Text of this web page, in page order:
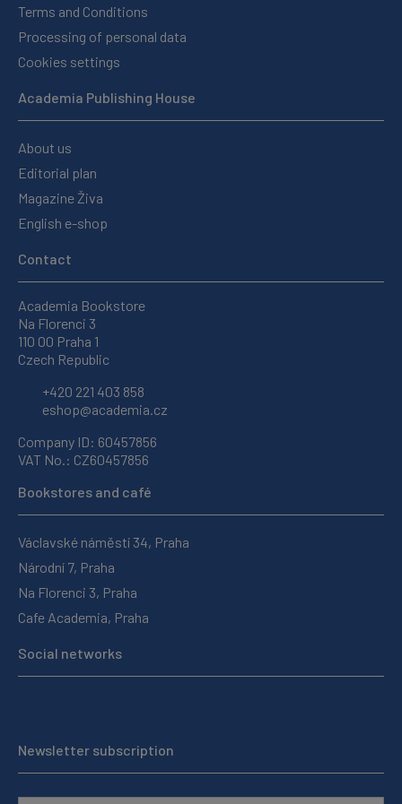
Terms and Conditions
Processing of personal data
Cookies settings
Academia Publishing House
About us
Editorial plan
Magazine Živa
English e-shop
Contact
Academia Bookstore
Na Florenci 3
110 00 Praha 1
Czech Republic
+420 221 403 858
eshop@academia.cz
Company ID: 60457856
VAT No.: CZ60457856
Bookstores and café
Václavské náměstí 34, Praha
Národní 7, Praha
Na Florenci 3, Praha
Cafe Academia, Praha
Social networks
Newsletter subscription